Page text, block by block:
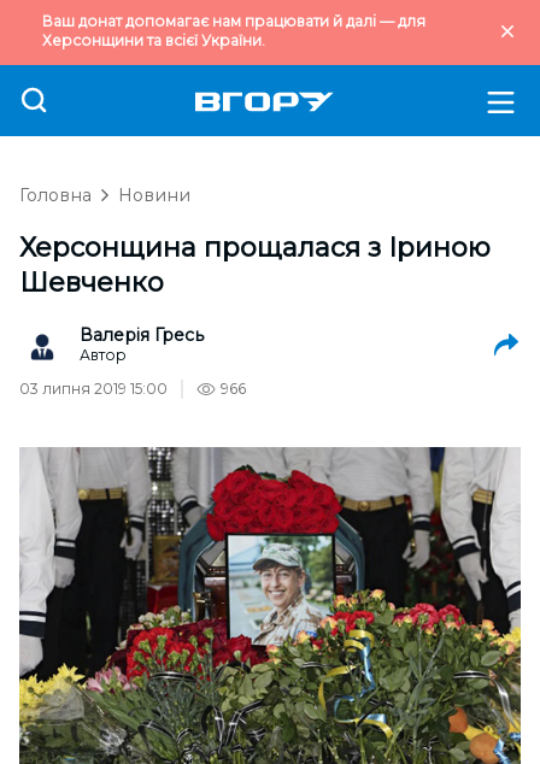
Ваш донат допомагає нам працювати й далі — для
Херсонщини та всієї України.
Головна Новини
Херсонщина прощалася з Іриною
Шевченко
Валерія Гресь
Автор
03 липня 2019 15:00
966